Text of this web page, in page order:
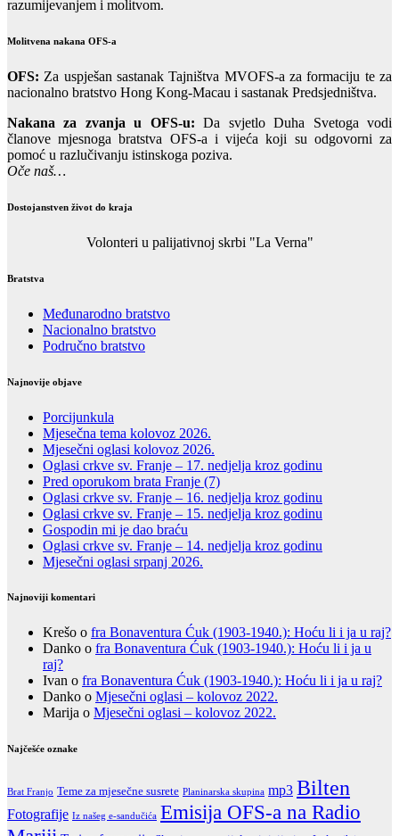
razumijevanjem i molitvom.
Molitvena nakana OFS-a
OFS: Za uspješan sastanak Tajništva MVOFS-a za formaciju te za
nacionalno bratstvo Hong Kong-Macau i sastanak Predsjedništva.
Nakana za zvanja u OFS-u: Da svjetlo Duha Svetoga vodi
članove mjesnoga bratstva OFS-a i vijeća koji su odgovorni za
pomoć u razlučivanju istinskoga poziva.
Oče naš…
Dostojanstven život do kraja
Volonteri u palijativnoj skrbi "La Verna"
Bratstva
Međunarodno bratstvo
Nacionalno bratstvo
Područno bratstvo
Najnovije objave
Porcijunkula
Mjesečna tema kolovoz 2026.
Mjesečni oglasi kolovoz 2026.
Oglasi crkve sv. Franje – 17. nedjelja kroz godinu
Pred oporukom brata Franje (7)
Oglasi crkve sv. Franje – 16. nedjelja kroz godinu
Oglasi crkve sv. Franje – 15. nedjelja kroz godinu
Gospodin mi je dao braću
Oglasi crkve sv. Franje – 14. nedjelja kroz godinu
Mjesečni oglasi srpanj 2026.
Najnoviji komentari
Krešo o fra Bonaventura Ćuk (1903-1940.): Hoću li i ja u raj?
Danko o fra Bonaventura Ćuk (1903-1940.): Hoću li i ja u
raj?
Ivan o fra Bonaventura Ćuk (1903-1940.): Hoću li i ja u raj?
Danko o Mjesečni oglasi – kolovoz 2022.
Marija o Mjesečni oglasi – kolovoz 2022.
Najčešće oznake
Brat Franjo Teme za mjesečne susrete Planinarska skupina mp3 Bilten
Fotografije Iz našeg e-sandučića Emisija OFS-a na Radio